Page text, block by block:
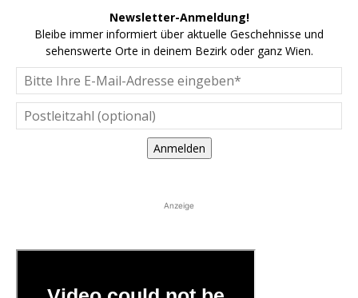
Newsletter-Anmeldung!
Bleibe immer informiert über aktuelle Geschehnisse und
sehenswerte Orte in deinem Bezirk oder ganz Wien.
Anmelden
Anzeige